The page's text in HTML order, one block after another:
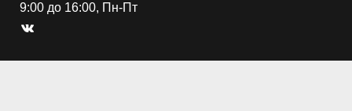
9:00 до 16:00, Пн-Пт